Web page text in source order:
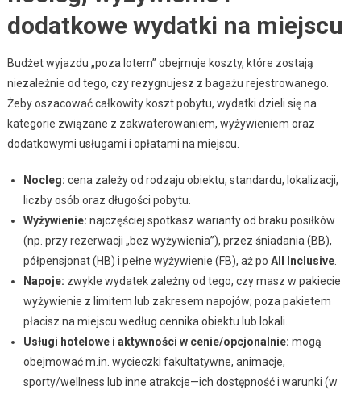
dodatkowe wydatki na miejscu
Budżet wyjazdu „poza lotem” obejmuje koszty, które zostają
niezależnie od tego, czy rezygnujesz z bagażu rejestrowanego.
Żeby oszacować całkowity koszt pobytu, wydatki dzieli się na
kategorie związane z zakwaterowaniem, wyżywieniem oraz
dodatkowymi usługami i opłatami na miejscu.
Nocleg: cena zależy od rodzaju obiektu, standardu, lokalizacji,
liczby osób oraz długości pobytu.
Wyżywienie: najczęściej spotkasz warianty od braku posiłków
(np. przy rezerwacji „bez wyżywienia”), przez śniadania (BB),
półpensjonat (HB) i pełne wyżywienie (FB), aż po All Inclusive.
Napoje: zwykle wydatek zależny od tego, czy masz w pakiecie
wyżywienie z limitem lub zakresem napojów; poza pakietem
płacisz na miejscu według cennika obiektu lub lokali.
Usługi hotelowe i aktywności w cenie/opcjonalnie: mogą
obejmować m.in. wycieczki fakultatywne, animacje,
sporty/wellness lub inne atrakcje—ich dostępność i warunki (w